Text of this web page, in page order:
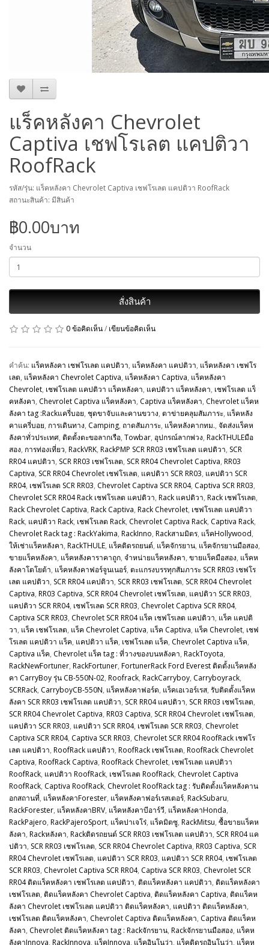
แร็คหลังคา Chevrolet
Captiva เชฟโรเลต แคปติวา
RoofRack
รหัส/รุ่น: แร็คหลังคา Chevrolet Captiva เชฟโรเลต แคปติวา RoofRack
สถานะสินค้า: มีสินค้า
฿0.00บาท
จำนวน
สั่งสินค้า
0 ข้อคิดเห็น/ เขียนข้อคิดเห็น
คำค้น: แร็คหลังคา เชฟโรเลต แคปติวา, แร็คหลังคา แคปติวา, แร็คหลังคา เชฟโร
เลต, แร็คหลังคา Chevrolet Captiva, แร็คหลังคา Captiva, แร็คหลังคา
Chevrolet, เชฟโรเลต แคปติวา แร็คหลังคา, แคปติวา แร็คหลังคา, เชฟโรเลต แร็
คหลังคา, Chevrolet Captiva แร็คหลังคา, Captiva แร็คหลังคา, Chevrolet แร็คห
ลังคา tag :Rackแครี่บอย, ชุดขาจับและคานขวาง, ตาข่ายคลุมสัมภาระ, แร็คหลัง
คาแครี่บอย, การเดินทาง, Camping, ถาดสัมภาระ, แร็คหลังคากทม., จัดส่งแร็คห
ลังคาทั่วประเทศ, ติดตั้งตะขอลากเรือ, Towbar, อุปกรณ์ลากพ่วง, RackTHULEมือ
สอง, การท่องเที่ยว, RackVRK, RackPMP SCR RR03 เชฟโรเลต แคปติวา, SCR
RR04 แคปติวา, SCR RR03 เชฟโรเลต, SCR RR04 Chevrolet Captiva, RR03
Captiva, SCR RR04 Chevrolet เชฟโรเลต, แคปติวา SCR RR03, แคปติวา SCR
RR04, เชฟโรเลต SCR RR03, Chevrolet Captiva SCR RR04, Captiva SCR RR03,
Chevrolet SCR RR04 Rack เชฟโรเลต แคปติวา, Rack แคปติวา, Rack เชฟโรเลต,
Rack Chevrolet Captiva, Rack Captiva, Rack Chevrolet, เชฟโรเลต แคปติวา
Rack, แคปติวา Rack, เชฟโรเลต Rack, Chevrolet Captiva Rack, Captiva Rack,
Chevrolet Rack tag : RackYakima, RackInno, Rackสามมิตร, แร็คHollywood,
ให้เช่าแร็คหลังคา, RackTHULE, แร็คติดรถยนต์, แร็คจักรยาน, แร็คจักรยานมือสอง,
ขายแร็คหลังคา, แร็คหลังคาราคาถูก, จำหน่ายแร็คหลังคา, ขายแร็คมือสอง, แร็คห
ลังคาโตโยต้า, แร็คหลังคาฟอร์จูนเนอร์, ตะแกรงบรรทุกสัมภาระ SCR RR03 เชฟโร
เลต แคปติวา, SCR RR04 แคปติวา, SCR RR03 เชฟโรเลต, SCR RR04 Chevrolet
Captiva, RR03 Captiva, SCR RR04 Chevrolet เชฟโรเลต, แคปติวา SCR RR03,
แคปติวา SCR RR04, เชฟโรเลต SCR RR03, Chevrolet Captiva SCR RR04,
Captiva SCR RR03, Chevrolet SCR RR04 แร็ค เชฟโรเลต แคปติวา, แร็ค แคปติ
วา, แร็ค เชฟโรเลต, แร็ค Chevrolet Captiva, แร็ค Captiva, แร็ค Chevrolet, เชฟ
โรเลต แคปติวา แร็ค, แคปติวา แร็ค, เชฟโรเลต แร็ค, Chevrolet Captiva แร็ค,
Captiva แร็ค, Chevrolet แร็ค tag : ที่วางของบนหลังคา, RackToyota,
RackNewFortuner, RackFortuner, FortunerRack Ford Everest ติดตั้งแร็คหลัง
คา CarryBoy รุ่น CB-550N-02, Roofrack, RackCarryboy, Carryboyrack,
SCRRack, CarryboyCB-550N, แร็คหลังคาฟอร์ด, แร็คเอเวอร์เรส, รับติดตั้งแร็คห
ลังคา SCR RR03 เชฟโรเลต แคปติวา, SCR RR04 แคปติวา, SCR RR03 เชฟโรเลต,
SCR RR04 Chevrolet Captiva, RR03 Captiva, SCR RR04 Chevrolet เชฟโรเลต,
แคปติวา SCR RR03, แคปติวา SCR RR04, เชฟโรเลต SCR RR03, Chevrolet
Captiva SCR RR04, Captiva SCR RR03, Chevrolet SCR RR04 RoofRack เชฟโร
เลต แคปติวา, RoofRack แคปติวา, RoofRack เชฟโรเลต, RoofRack Chevrolet
Captiva, RoofRack Captiva, RoofRack Chevrolet, เชฟโรเลต แคปติวา
RoofRack, แคปติวา RoofRack, เชฟโรเลต RoofRack, Chevrolet Captiva
RoofRack, Captiva RoofRack, Chevrolet RoofRack tag : รับติดตั้งแร็คหลังคาน
อกสถานที่, แร็คหลังคาForester, แร็คหลังคาฟอร์เรสเตอร์, RackSubaru,
RackForester, แร็คหลังคาBRV, แร็คหลังคาบีอาร์วี, แร็คหลังคาHonda,
RackPajero, RackPajeroSport, แร็คปาเจโร่, แร็คมิตซู, RackMitsu, ซื้อขายแร็คห
ลังคา, Rackหลังคา, Rackติดรถยนต์ SCR RR03 เชฟโรเลต แคปติวา, SCR RR04 แค
ปติวา, SCR RR03 เชฟโรเลต, SCR RR04 Chevrolet Captiva, RR03 Captiva, SCR
RR04 Chevrolet เชฟโรเลต, แคปติวา SCR RR03, แคปติวา SCR RR04, เชฟโรเลต
SCR RR03, Chevrolet Captiva SCR RR04, Captiva SCR RR03, Chevrolet SCR
RR04 ติดแร็คหลังคา เชฟโรเลต แคปติวา, ติดแร็คหลังคา แคปติวา, ติดแร็คหลังคา
เชฟโรเลต, ติดแร็คหลังคา Chevrolet Captiva, ติดแร็คหลังคา Captiva, ติดแร็คห
ลังคา Chevrolet เชฟโรเลต แคปติวา ติดแร็คหลังคา, แคปติวา ติดแร็คหลังคา,
เชฟโรเลต ติดแร็คหลังคา, Chevrolet Captiva ติดแร็คหลังคา, Captiva ติดแร็คห
ลังคา, Chevrolet ติดแร็คหลังคา tag : Rackจักรยาน, Rackจักรยานมือสอง, แร็คห
ลังคาInnova, RackInnova, แร็คInnova, แร็คอินโนว่า, แร็คติดรถอินโนว่า, แร็คห